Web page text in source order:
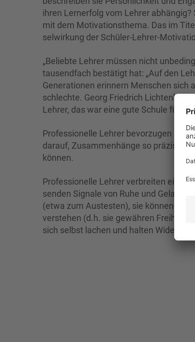
ihren Lernerfolg vom Lehrer
mit dem Motivationsthema. Das im
selwirkung der Schüler-Lehrer-
„Beliebte Lehrer müssen nicht
tausendfach bestä­tigt hat: „Auf den
Generationen erinnern Menschen sich
schlechte. Georg Friedrich Lichtenberg
Lehrer, das war eine gute Schule für
Professionelle Lehrer bevorzugen
darauf, Zusammenhänge so präzise
können.
Professionelle Lehrer verbreiten eine
senden Signale von Ruhe und
(etwa zum Austesten), sie können mal
verstehen (d.h. sie gewähren
sich selbst lachen und halten